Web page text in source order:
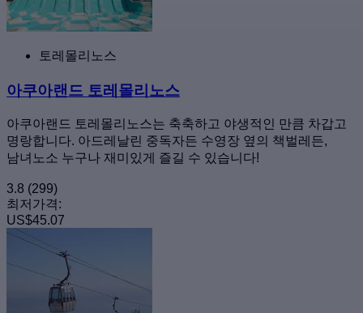
토레몰리노스
아쿠아랜드 토레몰리노스
아쿠아랜드 토레몰리노스는 축축하고 야생적인 만큼 차갑고
명랑합니다. 아드레날린 중독자든 수영장 옆의 책벌레든,
남녀노소 누구나 재미있게 즐길 수 있습니다!
3.8 (299)
최저가격:
US$45.07